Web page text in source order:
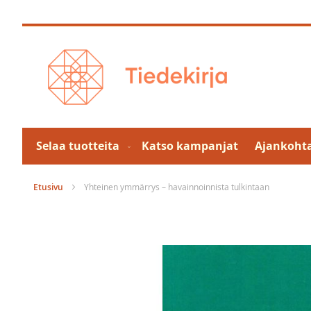
to
Selaa tuotteita Katso kampanjat
Etusivu Yhteinen ymmärrys – havainnoinnista tulkintaan